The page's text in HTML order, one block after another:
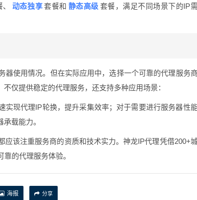
动态独享 套餐和 静态高级 套餐，满足不同场景下的IP需
器使用情况。但在实际应用中，选择一个可靠的代理服务商
仅提供稳定的代理服务，还支持多种应用场景：
实现代理IP轮换，提升采集效率；对于需要进行服务器性
载能力。
该注重服务商的资质和技术实力。神龙IP代理凭借200+
的代理服务体验。
海报 分享